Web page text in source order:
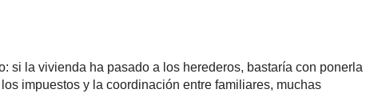
si la vivienda ha pasado a los herederos, bastaría con ponerla
impuestos y la coordinación entre familiares, muchas